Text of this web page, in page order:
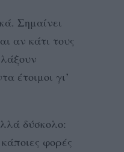
Σημαίνει
αν κάτι τους
έτοιμοι γι’
δύσκολο:
φορές